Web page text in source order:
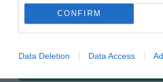
CONFIRM
Data Deletion Data Access
legmagasabb mértékkel kell